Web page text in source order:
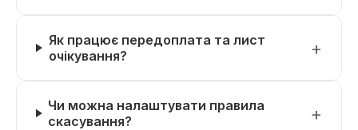
Як працює передоплата та лист
очікування?
Чи можна налаштувати правила
скасування?